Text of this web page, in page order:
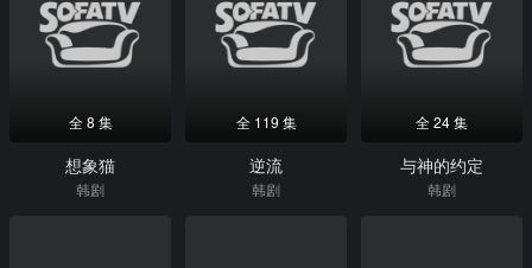
全 8 集
想象猫
韩剧
全 119 集
逆流
韩剧
全 24 集
与神的约定
韩剧